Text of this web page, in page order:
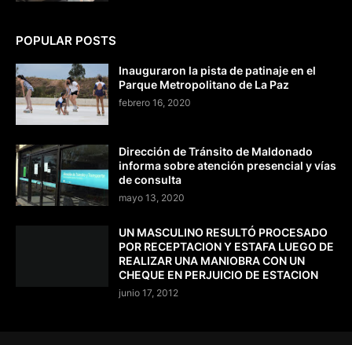
POPULAR POSTS
Inauguraron la pista de patinaje en el
Parque Metropolitano de La Paz
febrero 16, 2020
Dirección de Tránsito de Maldonado
informa sobre atención presencial y vías
de consulta
mayo 13, 2020
UN MASCULINO RESULTÓ PROCESADO
POR RECEPTACION Y ESTAFA LUEGO DE
REALIZAR UNA MANIOBRA CON UN
CHEQUE EN PERJUICIO DE ESTACION
junio 17, 2012